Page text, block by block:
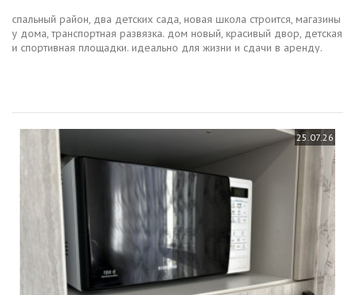
спальный район, два детских сада, новая школа строится, магазины
у дома, транспортная развязка. дом новый, красивый двор, детская
и спортивная площадки. идеально для жизни и сдачи в аренду.
25.07.26